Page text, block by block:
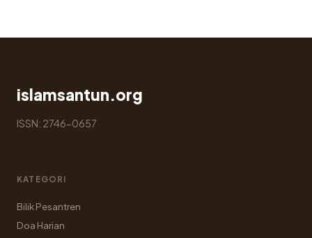
islamsantun.org
ISSN: 2746-0657
KATEGORI
Bilik Pesantren
Doa Harian